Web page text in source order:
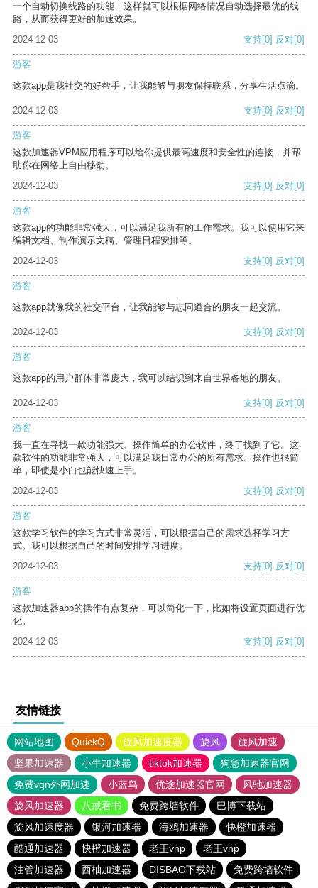
一个自动切换线路的功能，这样就可以根据网络情况自动选择最优的线
路，从而获得更好的加速效果。
2024-12-03
支持[0] 反对[0]
游客
这款app是我社交的好帮手，让我能够与朋友保持联系，分享生活点滴。
2024-12-03 支持[0] 反对[0]
游客
这款加速器VPM应用程序可以给你提供最高速度和安全性的连接，并帮
助你在网络上自由移动。
2024-12-03
支持[0] 反对[0]
游客
这款app的功能非常强大，可以满足我所有的工作需求。我可以使用它来
编辑文档、制作演示文稿、管理日程安排等。
2024-12-03
支持[0] 反对[0]
游客
这款app就像我的社交平台，让我能够与志同道合的朋友一起交流。
2024-12-03 支持[0] 反对[0]
游客
这款app的用户群体非常庞大，我可以结识到来自世界各地的朋友。
2024-12-03 支持[0] 反对[0]
游客
我一直在寻找一款功能强大、操作简单的办公软件，终于找到了它。这
款软件的功能非常强大，可以满足我日常办公的所有需求。操作也很简
单，即使是小白也能快速上手。
2024-12-03
支持[0] 反对[0]
游客
这款学习软件的学习方式非常灵活，可以根据自己的需求选择学习方
式。我可以根据自己的时间安排学习进度。
2024-12-03
支持[0] 反对[0]
游客
这款加速器app的操作有点复杂，可以简化一下，比如将设置页面进行优
化。
2024-12-03
支持[0] 反对[0]
友情链接
网站地图 QuickQ 旋风加速度器 旋风
旋风加速
坚果加速器
小牛加速器 tiktok加速器
狗急加速器官网
免费vqn外网加速
小蓝鸟 优途加速器官网
风驰加速器
旋风加速器
八戒看书 免费跨墙软件
巴博下载站
旋风加速度器
银河加速器 海鸥加速器
快橙加速器
酷通加速器
快橙加速器 老王vnp
老王vnp
油管加速器
西柚加速器 DISBAO下载站
免费跨墙软件